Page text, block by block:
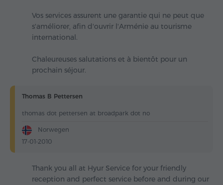
Vos services assurent une garantie qui ne peut que
s'améliorer, afin d'ouvrir l'Arménie au tourisme
international.
Chaleureuses salutations et à bientôt pour un
prochain séjour.
Thomas B Pettersen
thomas dot pettersen at broadpark dot no
Norwegen
17-01-2010
Thank you all at Hyur Service for your friendly
reception and perfect service before and during our